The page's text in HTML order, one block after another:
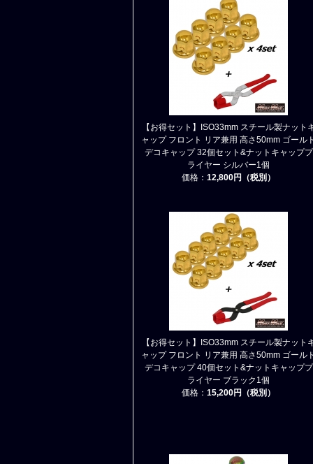
【お得セット】ISO33mm スチール製ナット
ャップ フロント リア兼用 高さ50mm ゴール
デコキャップ 32個セット&ナットキャッププ
ライヤー シルバー1個
価格： 12,800円（税別）
【お得セット】ISO33mm スチール製ナット
ャップ フロント リア兼用 高さ50mm ゴール
デコキャップ 40個セット&ナットキャッププ
ライヤー ブラック1個
価格： 15,200円（税別）